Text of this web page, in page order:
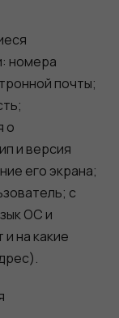
номера
почты;
о
и версия
его экрана;
с
ОС и
на какие